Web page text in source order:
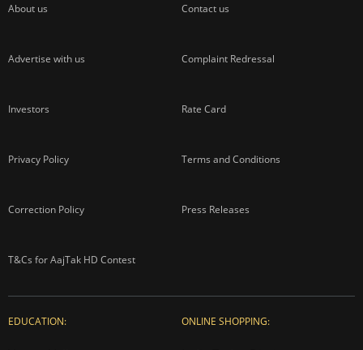
About us Contact us
Advertise with us Complaint Redressal
Investors Rate Card
Privacy Policy Terms and Conditions
Correction Policy Press Releases
T&Cs for AajTak HD Contest
EDUCATION: ONLINE SHOPPING: